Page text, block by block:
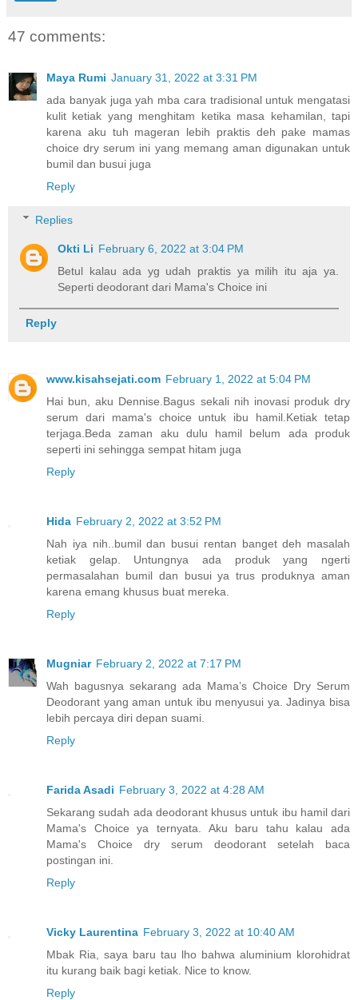
47 comments:
Maya Rumi January 31, 2022 at 3:31 PM
ada banyak juga yah mba cara tradisional untuk mengatasi
kulit ketiak yang menghitam ketika masa kehamilan, tapi
karena aku tuh mageran lebih praktis deh pake mamas
choice dry serum ini yang memang aman digunakan untuk
bumil dan busui juga
Reply
Replies
Okti Li February 6, 2022 at 3:04 PM
Betul kalau ada yg udah praktis ya milih itu aja ya.
Seperti deodorant dari Mama's Choice ini
Reply
www.kisahsejati.com February 1, 2022 at 5:04 PM
Hai bun, aku Dennise.Bagus sekali nih inovasi produk dry
serum dari mama's choice untuk ibu hamil.Ketiak tetap
terjaga.Beda zaman aku dulu hamil belum ada produk
seperti ini sehingga sempat hitam juga
Reply
Hida February 2, 2022 at 3:52 PM
Nah iya nih..bumil dan busui rentan banget deh masalah
ketiak gelap. Untungnya ada produk yang ngerti
permasalahan bumil dan busui ya trus produknya aman
karena emang khusus buat mereka.
Reply
Mugniar February 2, 2022 at 7:17 PM
Wah bagusnya sekarang ada Mama’s Choice Dry Serum
Deodorant yang aman untuk ibu menyusui ya. Jadinya bisa
lebih percaya diri depan suami.
Reply
Farida Asadi February 3, 2022 at 4:28 AM
Sekarang sudah ada deodorant khusus untuk ibu hamil dari
Mama's Choice ya ternyata. Aku baru tahu kalau ada
Mama's Choice dry serum deodorant setelah baca
postingan ini.
Reply
Vicky Laurentina February 3, 2022 at 10:40 AM
Mbak Ria, saya baru tau lho bahwa aluminium klorohidrat
itu kurang baik bagi ketiak. Nice to know.
Reply